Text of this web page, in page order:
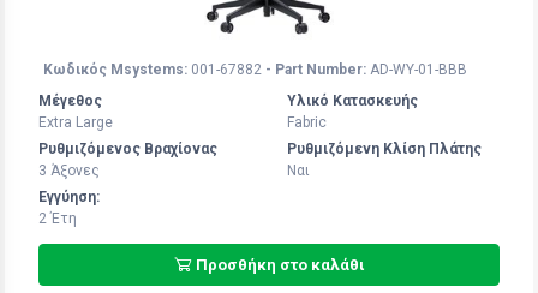
Κωδικός Msystems: 001-67882 - Part Number: AD-WY-01-BBB
Μέγεθος
Extra Large
Υλικό Κατασκευής
Fabric
Ρυθμιζόμενος Βραχίονας
3 Άξoνες
Ρυθμιζόμενη Κλίση Πλάτης
Ναι
Εγγύηση:
2 Έτη
Προσθήκη στο καλάθι